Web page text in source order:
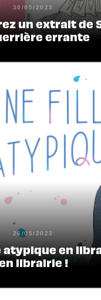
30/05/2023
un extrait de
errante
26/05/2023
atypique en
librairie !